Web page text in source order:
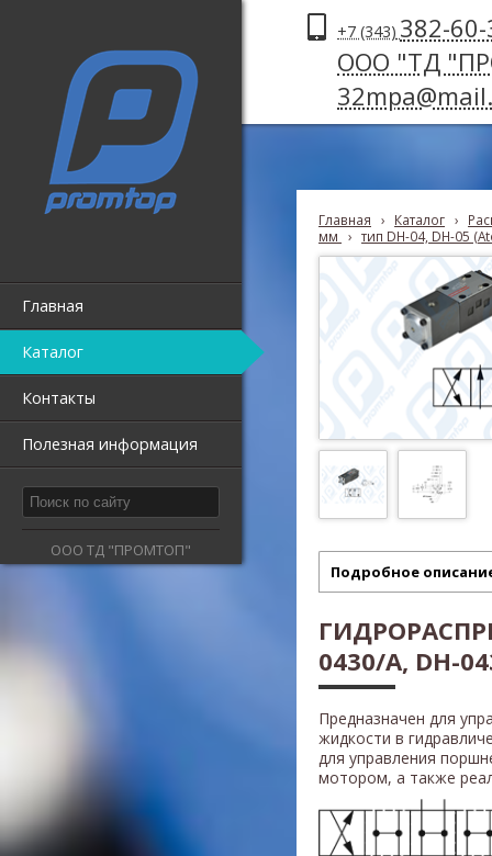
Главная
Каталог
Контакты
Полезная информация
ООО ТД "ПРОМТОП"
+7 (343) 382-
ООО "ТД
Главная › Каталог ›
мм
› тип DH-04, DH-05
Подробное
0430/A, DH-
Предназначен для
жидкости в
для управления
мотором, а также